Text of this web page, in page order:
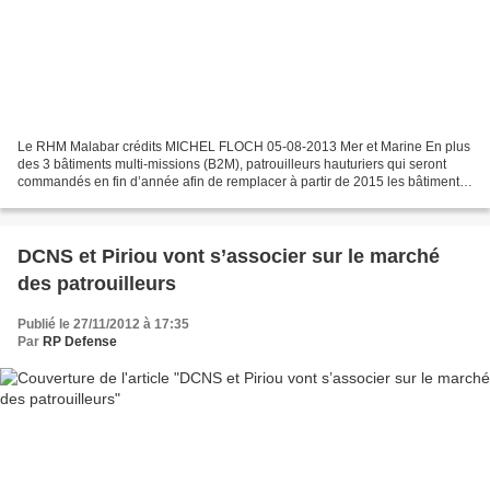
Le RHM Malabar crédits MICHEL FLOCH 05-08-2013 Mer et Marine En plus
des 3 bâtiments multi-missions (B2M), patrouilleurs hauturiers qui seront
commandés en fin d’année afin de remplacer à partir de 2015 les bâtiments
DCNS et Piriou vont s’associer sur le marché
des patrouilleurs
Publié le 27/11/2012 à 17:35
Par RP Defense